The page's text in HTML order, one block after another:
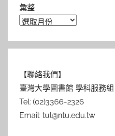
彙整
【聯絡我們】
臺灣大學圖書館 學科服務組
Tel: (02)3366-2326
Email: tul@ntu.edu.tw